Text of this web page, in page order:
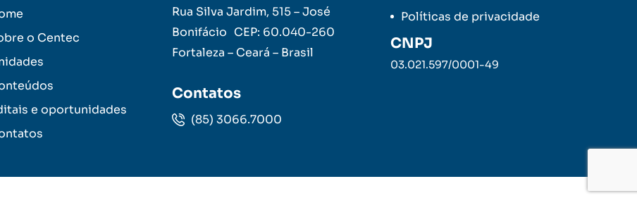
o Centec
e oportunidades
Rua Silva Jardim, 515 – José
Bonifácio CEP: 60.040-260
Fortaleza – Ceará – Brasil
Contatos
(85) 3066.7000
Políticas de privacidade
CNPJ
03.021.597/0001-49